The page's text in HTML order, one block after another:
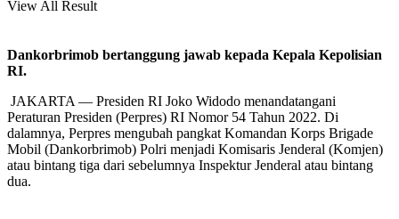
View All Result
Dankorbrimob bertanggung jawab kepada Kepala Kepolisian
RI.
JAKARTA — Presiden RI Joko Widodo menandatangani
Peraturan Presiden (Perpres) RI Nomor 54 Tahun 2022. Di
dalamnya, Perpres mengubah pangkat Komandan Korps Brigade
Mobil (Dankorbrimob) Polri menjadi Komisaris Jenderal (Komjen)
atau bintang tiga dari sebelumnya Inspektur Jenderal atau bintang
dua.